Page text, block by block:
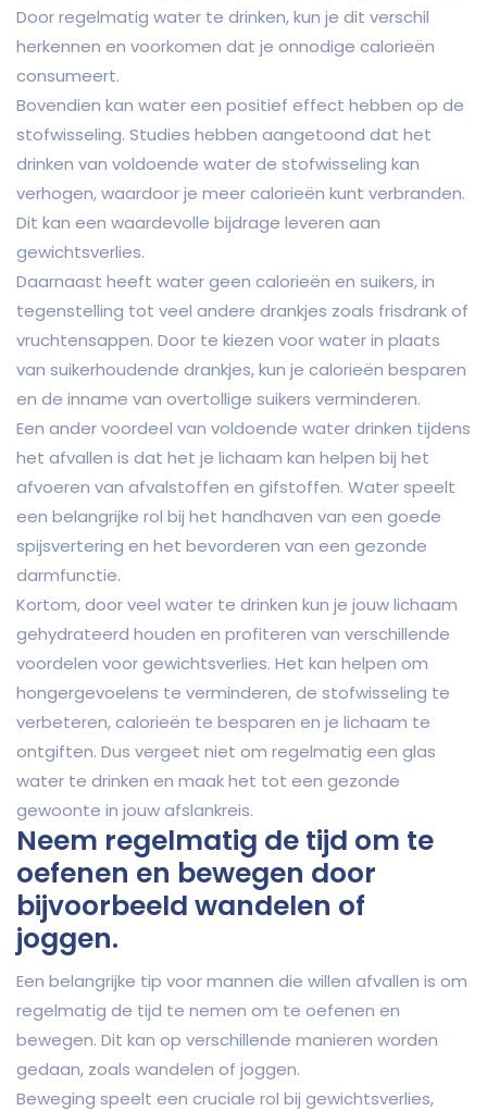
Door regelmatig water te drinken, kun je dit verschil
herkennen en voorkomen dat je onnodige calorieën
consumeert.
Bovendien kan water een positief effect hebben op de
stofwisseling. Studies hebben aangetoond dat het
drinken van voldoende water de stofwisseling kan
verhogen, waardoor je meer calorieën kunt verbranden.
Dit kan een waardevolle bijdrage leveren aan
gewichtsverlies.
Daarnaast heeft water geen calorieën en suikers, in
tegenstelling tot veel andere drankjes zoals frisdrank of
vruchtensappen. Door te kiezen voor water in plaats
van suikerhoudende drankjes, kun je calorieën besparen
en de inname van overtollige suikers verminderen.
Een ander voordeel van voldoende water drinken tijdens
het afvallen is dat het je lichaam kan helpen bij het
afvoeren van afvalstoffen en gifstoffen. Water speelt
een belangrijke rol bij het handhaven van een goede
spijsvertering en het bevorderen van een gezonde
darmfunctie.
Kortom, door veel water te drinken kun je jouw lichaam
gehydrateerd houden en profiteren van verschillende
voordelen voor gewichtsverlies. Het kan helpen om
hongergevoelens te verminderen, de stofwisseling te
verbeteren, calorieën te besparen en je lichaam te
ontgiften. Dus vergeet niet om regelmatig een glas
water te drinken en maak het tot een gezonde
gewoonte in jouw afslankreis.
Neem regelmatig de tijd om te
oefenen en bewegen door
bijvoorbeeld wandelen of
joggen.
Een belangrijke tip voor mannen die willen afvallen is om
regelmatig de tijd te nemen om te oefenen en
bewegen. Dit kan op verschillende manieren worden
gedaan, zoals wandelen of joggen.
Beweging speelt een cruciale rol bij gewichtsverlies,